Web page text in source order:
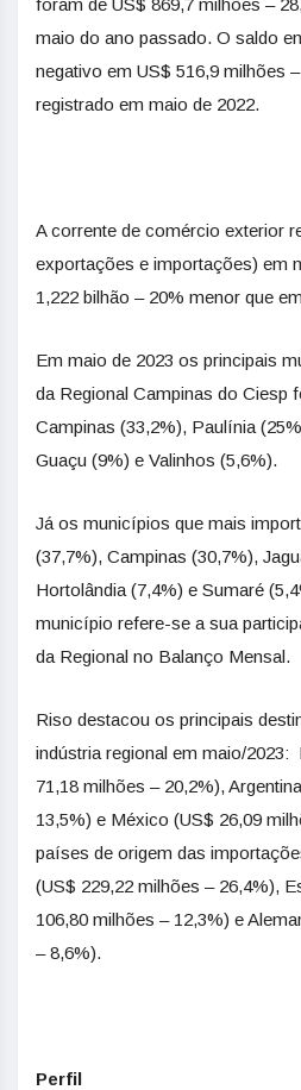
foram de US$ 869,7 milhões –
maio do ano passado. O saldo
negativo em US$ 516,9 milhões
registrado em maio de 2022.
A corrente de comércio exterior
exportações e importações) em
1,222 bilhão – 20% menor que
Em maio de 2023 os principais
da Regional Campinas do Ciesp
Campinas (33,2%), Paulínia
Guaçu (9%) e Valinhos (5,6%).
Já os municípios que mais
(37,7%), Campinas (30,7%),
Hortolândia (7,4%) e Sumaré
município refere-se a sua
da Regional no Balanço Mensal.
Riso destacou os principais
indústria regional em maio/2023:
71,18 milhões – 20,2%),
13,5%) e México (US$ 26,09
países de origem das
(US$ 229,22 milhões – 26,4%),
106,80 milhões – 12,3%) e
– 8,6%).
Perfil